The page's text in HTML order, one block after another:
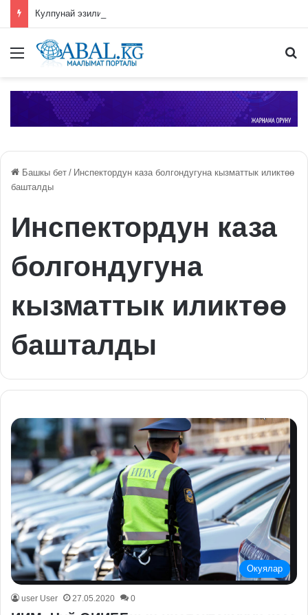
Меню
Башкы бет / Инспектордун каза болгондугуна кызматтык иликтөө
башталды
Инспектордун каза
болгондугуна
кызматтык иликтөө
башталды
Окуялар
user User 27.05.2020 0